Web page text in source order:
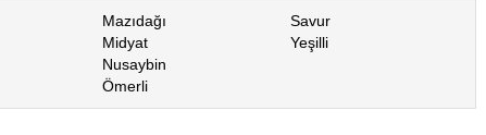
Mazıdağı
Midyat
Nusaybin
Ömerli
Savur
Yeşilli